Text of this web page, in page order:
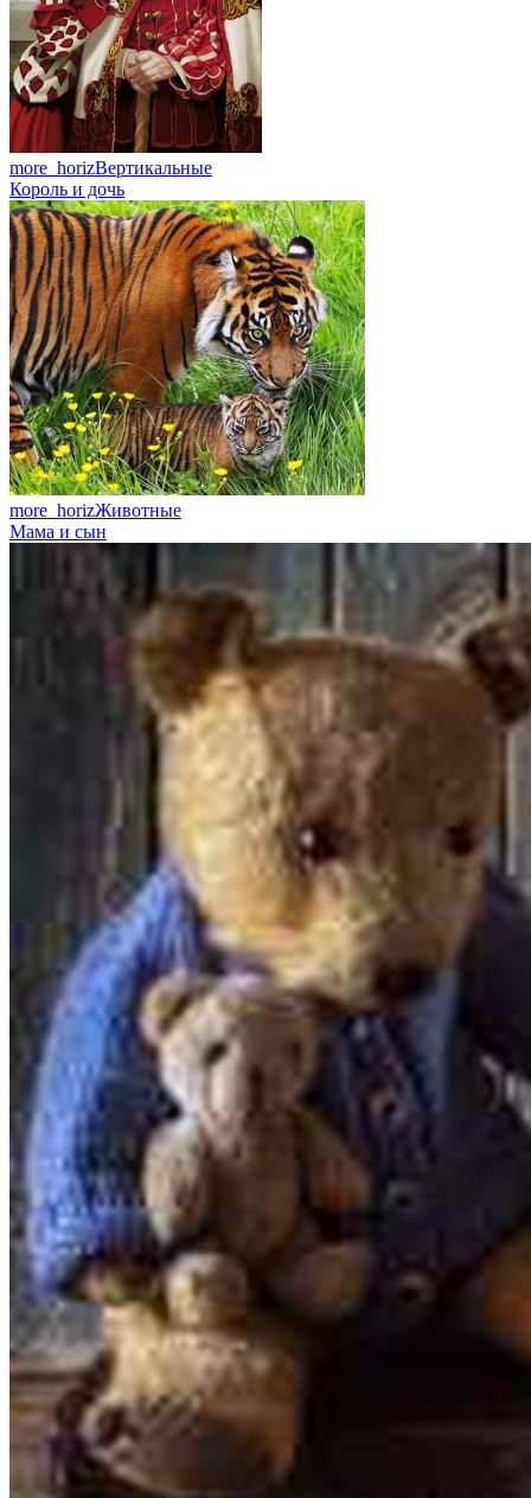
more_horizВертикальные
Король и дочь
more_horizЖивотные
Мама и сын